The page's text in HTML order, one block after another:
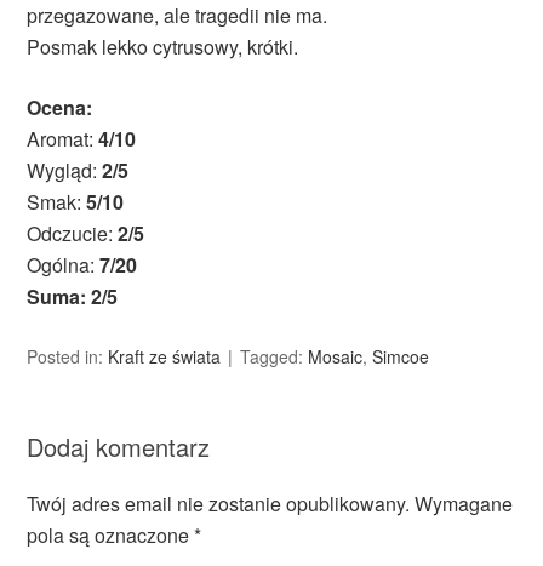
przegazowane, ale tragedii nie ma.
Posmak lekko cytrusowy, krótki.
Ocena:
Aromat:4/10
Wygląd:2/5
Smak:5/10
Odczucie:2/5
Ogólna:7/20
Suma: 2/5
Posted in: Kraft ze świata Tagged: Mosaic,Simcoe
Dodaj komentarz
Twój adres email nie zostanie opublikowany. Wymagane
pola są oznaczone*